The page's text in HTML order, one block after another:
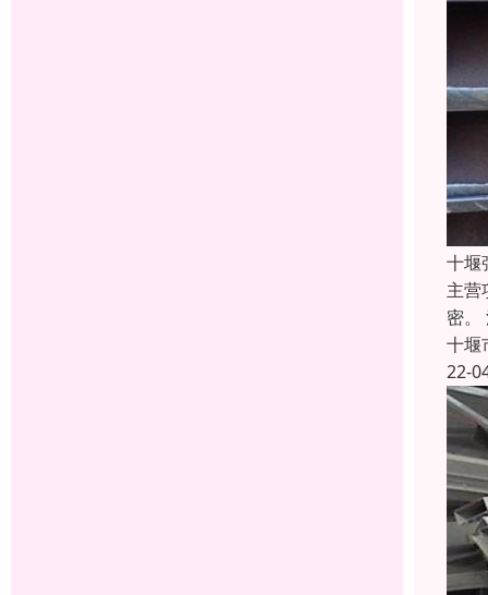
十堰
主营
密
十堰
22-